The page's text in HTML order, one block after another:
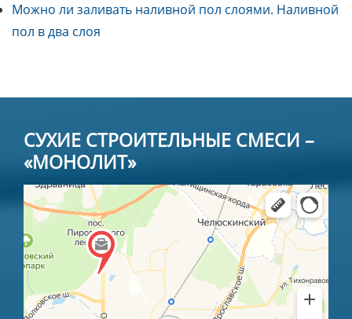
Можно ли заливать наливной пол слоями. Наливной
пол в два слоя
СУХИЕ СТРОИТЕЛЬНЫЕ СМЕСИ –
«МОНОЛИТ»